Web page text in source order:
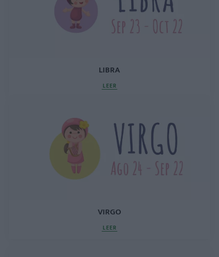
LIBRA
LEER
VIRGO
LEER